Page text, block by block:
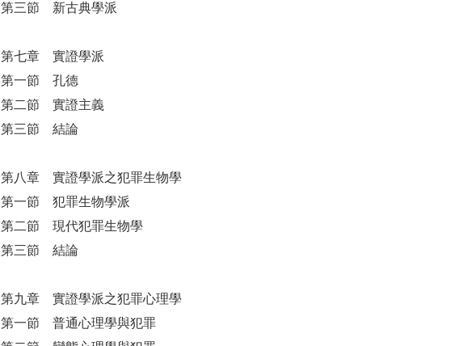
第三節 新古典學派
第七章 實證學派
第一節 孔德
第二節 實證主義
第三節 結論
第八章 實證學派之犯罪生物學
第一節 犯罪生物學派
第二節 現代犯罪生物學
第三節 結論
第九章 實證學派之犯罪心理學
第一節 普通心理學與犯罪